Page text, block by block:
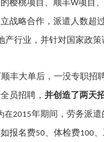
樱桃项目、顺丰W项目
战略合作，派遣人数超
产行业，并针对国家政
丰大单后，一没专职招
员招聘， 并创造了两天
在2015年期间，劳务派
报名费50 、体检费100